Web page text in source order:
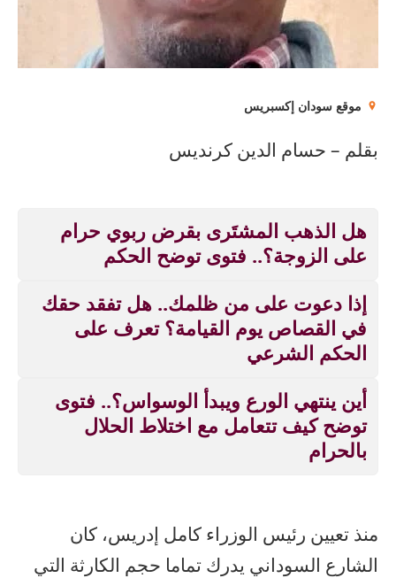
موقع سودان إكسبريس
بقلم – حسام الدين كرنديس
هل الذهب المشتَرى بقرض ربوي حرام
على الزوجة؟.. فتوى توضح الحكم
إذا دعوت على من ظلمك.. هل تفقد حقك
في القصاص يوم القيامة؟ تعرف على
الحكم الشرعي
أين ينتهي الورع ويبدأ الوسواس؟.. فتوى
توضح كيف تتعامل مع اختلاط الحلال
بالحرام
منذ تعيين رئيس الوزراء كامل إدريس، كان
الشارع السوداني يدرك تماما حجم الكارثة التي